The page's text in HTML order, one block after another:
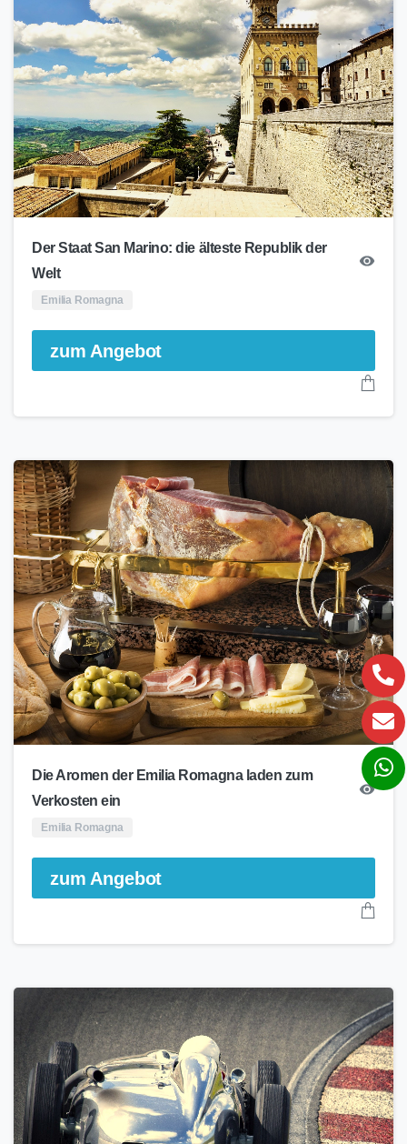
Der Staat San Marino: die älteste Republik der
Welt
Emilia Romagna
zum Angebot
Die Aromen der Emilia Romagna laden zum
Verkosten ein
Emilia Romagna
zum Angebot